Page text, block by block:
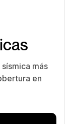
más
en